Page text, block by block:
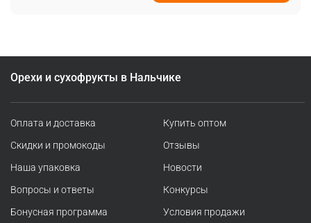
Орехи и сухофрукты в Нальчике
Оплата и доставка
Скидки и промокоды
Наша упаковка
Вопросы и ответы
Бонусная программа
Купить оптом
Отзывы
Новости
Конкурсы
Условия продажи